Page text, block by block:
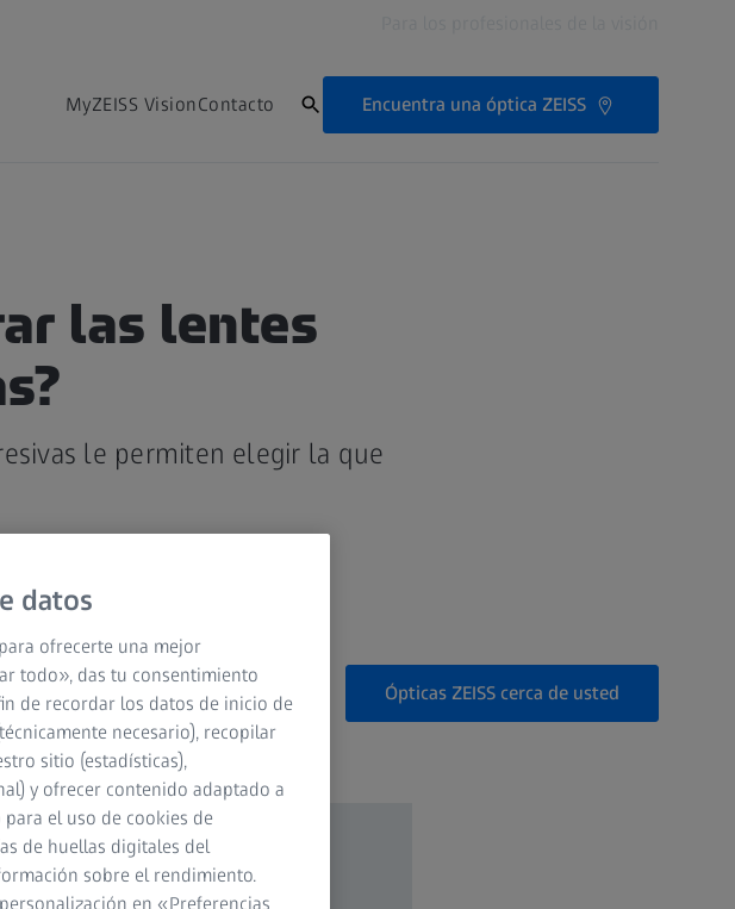
MyZEISS VisionContacto Encuentra una óptica ZEISS
las lentes
le permiten elegir la que
Ópticas ZEISS cerca de usted
datos
ofrecerte una mejor
todo», das tu consentimiento
de recordar los datos de inicio de
necesario), recopilar
sitio (estadísticas),
y ofrecer contenido adaptado a
el uso de cookies de
de huellas digitales del
sobre el rendimiento.
en «Preferencias